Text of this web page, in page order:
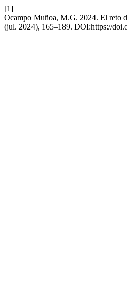
[1]
Ocampo Muñoa, M.G. 2024. El reto
(jul. 2024), 165–189. DOI:https://